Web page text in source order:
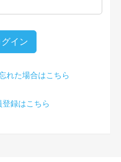
グイン
れた場合はこちら
登録はこちら